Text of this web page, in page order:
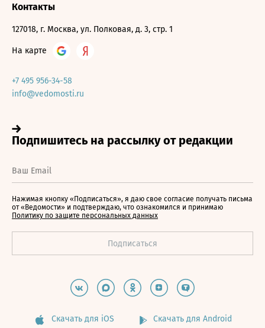
Контакты
127018, г. Москва, ул. Полковая, д. 3, стр. 1
На карте
+7 495 956-34-58
info@vedomosti.ru
Нажимая кнопку «Подписаться», я даю свое согласие получать письма
от «Ведомости» и подтверждаю, что ознакомился и принимаю
Политику по защите персональных данных
Скачать для iOS Скачать для Android